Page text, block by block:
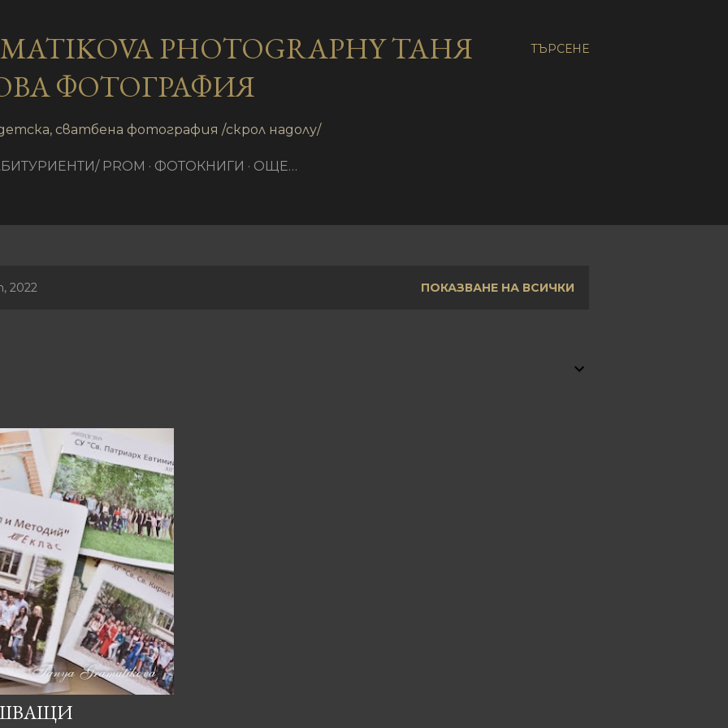
ТЪРСЕНЕ
PHOTOGRAPHY ТАНЯ
ФОТОГРАФИЯ
сватбена фотография /скрол надолу/
PROM ФОТОКНИГИ
ОЩЕ…
2022 ПОКАЗВАНЕ НА ВСИЧКИ